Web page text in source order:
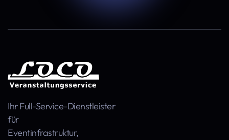
Ihr Full-Service-Dienstleister
für
Event­infra­struktur,